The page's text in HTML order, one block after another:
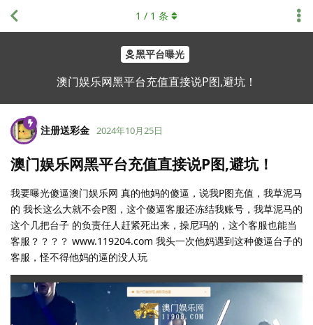
黑平台曝光
澳门娱乐网黑平台充值直接说P图,避坑！
1 / 1 条
注册送彩金 2024年10月25日
澳门娱乐网黑平台充值直接说P图,避坑！
我要曝光傻逼澳门娱乐网 真的他妈的傻逼，说我P图充值，我草泥马
的 我长这么大就不会P图，这个傻逼客服还冻结我账号，我草泥马的
这个几把台子 的负责任人赶紧死出来，操尼玛的，这个客服也能当
客服？？？？ www.119204.com 我头一次他妈遇到这种傻逼台子的
客服，怪不得他妈的逼的没人玩